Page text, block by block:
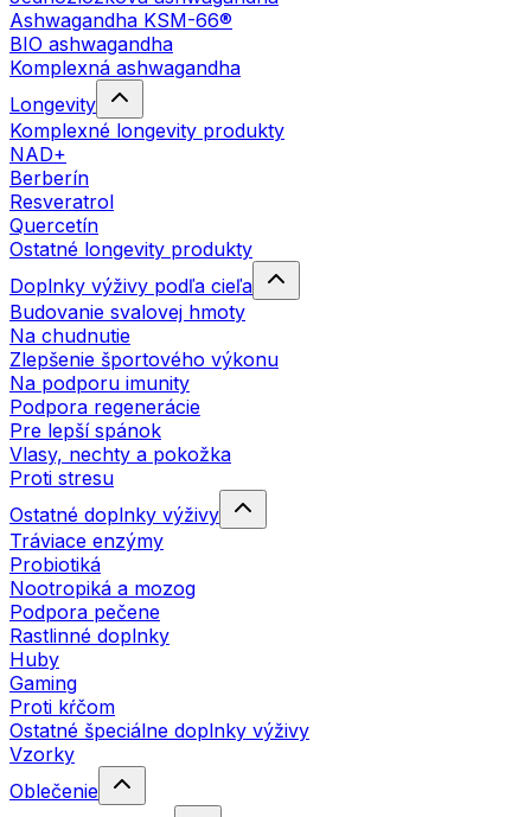
Ashwagandha KSM-66®
BIO ashwagandha
Komplexná ashwagandha
Longevity
Komplexné longevity produkty
NAD+
Berberín
Resveratrol
Quercetín
Ostatné longevity produkty
Doplnky výživy podľa cieľa
Budovanie svalovej hmoty
Na chudnutie
Zlepšenie športového výkonu
Na podporu imunity
Podpora regenerácie
Pre lepší spánok
Vlasy, nechty a pokožka
Proti stresu
Ostatné doplnky výživy
Tráviace enzýmy
Probiotiká
Nootropiká a mozog
Podpora pečene
Rastlinné doplnky
Huby
Gaming
Proti kŕčom
Ostatné špeciálne doplnky výživy
Vzorky
Oblečenie